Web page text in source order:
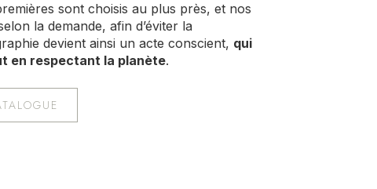
sont choisis au plus près, et nos
la demande, afin d’éviter la
devient ainsi un acte conscient, qui
en respectant la planète.